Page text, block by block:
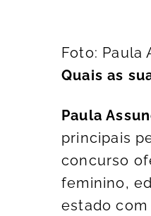
Foto: Paula
Quais as
Paula
principais
concurso
feminino,
estado